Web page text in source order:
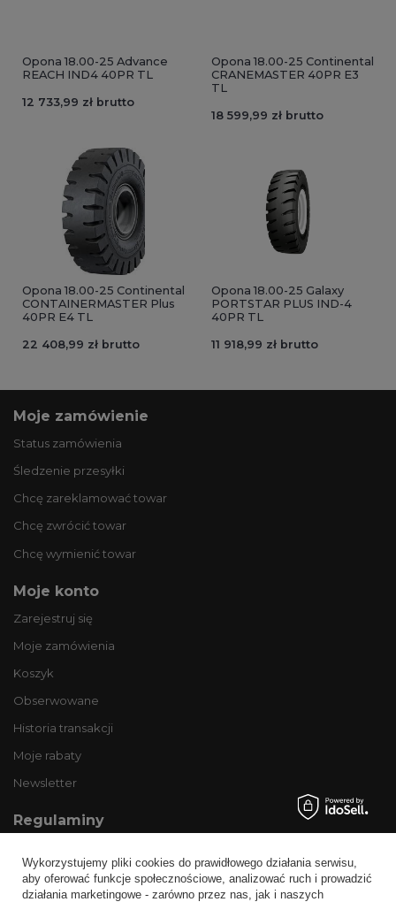
Opona 18.00-25 Advance
REACH IND4 40PR TL
12 733,99 zł brutto
Opona 18.00-25 Continental
CRANEMASTER 40PR E3
TL
18 599,99 zł brutto
Opona 18.00-25 Continental
CONTAINERMASTER Plus
40PR E4 TL
22 408,99 zł brutto
Opona 18.00-25 Galaxy
PORTSTAR PLUS IND-4
40PR TL
11 918,99 zł brutto
Moje zamówienie
Status zamówienia
Śledzenie przesyłki
Chcę zareklamować towar
Chcę zwrócić towar
Chcę wymienić towar
Moje konto
Zarejestruj się
Moje zamówienia
Koszyk
Obserwowane
Historia transakcji
Moje rabaty
Newsletter
Regulaminy
Wysyłka
Wykorzystujemy pliki cookies do prawidłowego działania serwisu,
aby oferować funkcje społecznościowe, analizować ruch i prowadzić
działania marketingowe - zarówno przez nas, jak i naszych